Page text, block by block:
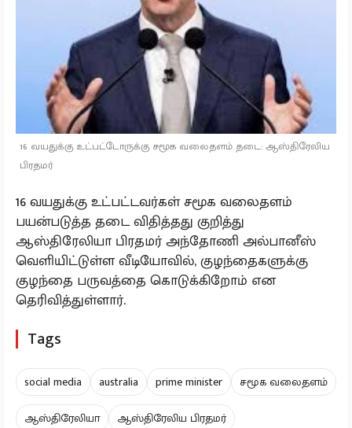
16 வயதுக்கு உட்பட்டோருக்கு சமூக வலைதளம் தடை: ஆஸ்திரேலிய
பிரதமர்
16 வயதுக்கு உட்பட்டவர்கள் சமூக வலைதளம்
பயன்படுத்த தடை விதித்தது குறித்து
ஆஸ்திரேலியா பிரதமர் அந்தோணி அல்பானீஸ்
வெளியிட்டுள்ள வீடியோவில், குழந்தைகளுக்கு
குழந்தை பருவத்தை கொடுக்கிறோம் என
தெரிவித்துள்ளார்.
Tags
social media australia prime minister
சமூக வலைதளம்
ஆஸ்திரேலியா
ஆஸ்திரேலிய பிரதமர்